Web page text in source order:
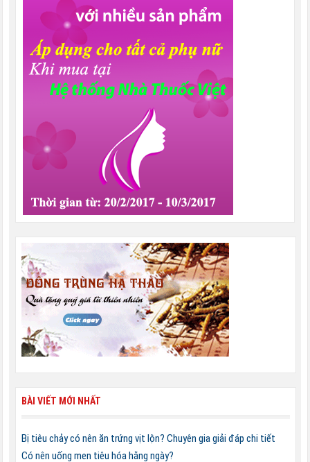
BÀI VIẾT MỚI NHẤT
Bị tiêu chảy có nên ăn trứng vịt lộn? Chuyên gia giải đáp chi tiết
Có nên uống men tiêu hóa hằng ngày?